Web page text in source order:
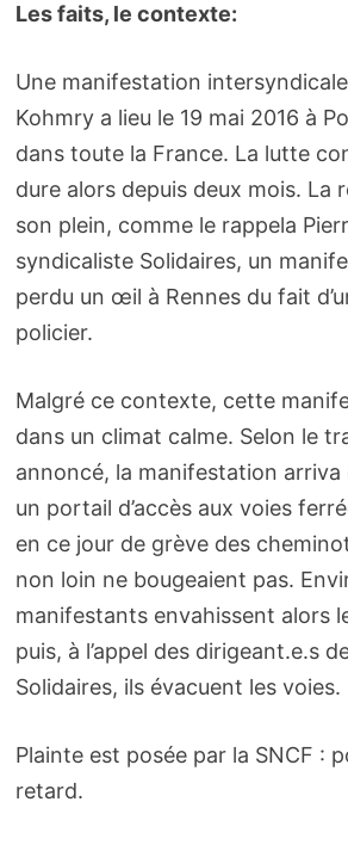
Les faits, le contexte:
Une manifestation
Kohmry a lieu le 19 mai 2016 à
dans toute la France. La lutte
dure alors depuis deux mois. La
son plein, comme le rappela
syndicaliste Solidaires, un
perdu un œil à Rennes du fait
policier.
Malgré ce contexte, cette
dans un climat calme. Selon le
annoncé, la manifestation arriva
un portail d’accès aux voies
en ce jour de grève des
non loin ne bougeaient pas.
manifestants envahissent alors
puis, à l’appel des dirigeant.e.s
Solidaires, ils évacuent les voies.
Plainte est posée par la SNCF :
retard.